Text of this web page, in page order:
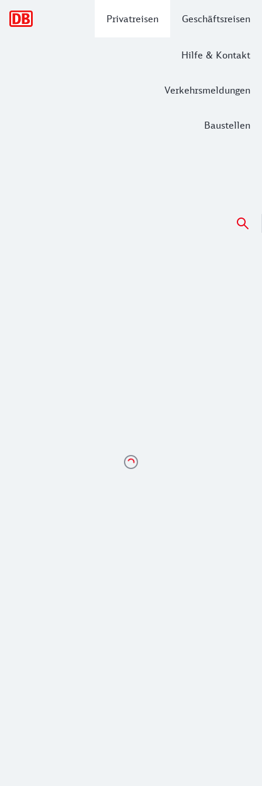
Privatreisen Geschäftsreisen
Hilfe & Kontakt
Verkehrsmeldungen
Baustellen